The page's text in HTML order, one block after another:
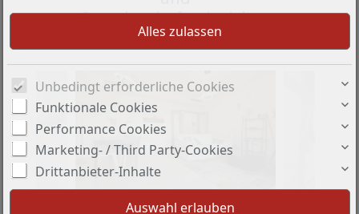
Gemeinschaftseinrichtungen
Unbedingt erforderliche Cookies
Funktionale Cookies
Performance Cookies
Marketing- / Third Party-Cookies
Drittanbieter-Inhalte